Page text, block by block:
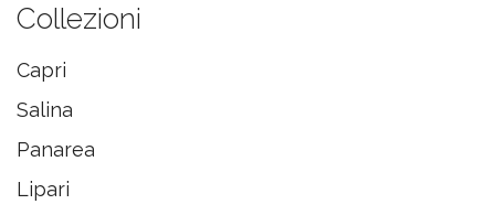
Collezioni
Capri
Salina
Panarea
Lipari